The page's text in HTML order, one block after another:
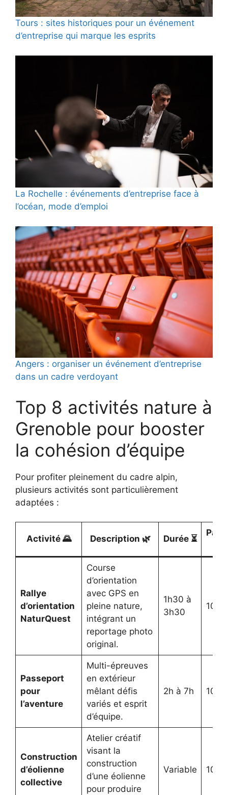
Tours : sites historiques pour un événement
d’entreprise qui marque les esprits
La Rochelle : événements d’entreprise face à
l’océan, mode d’emploi
Angers : organiser un événement d’entreprise
dans un cadre verdoyant
Top 8 activités nature à
Grenoble pour booster
la cohésion d’équipe
Pour profiter pleinement du cadre alpin,
plusieurs activités sont particulièrement
adaptées :
Activité 🌄 Description 🌿 Durée ⏳
Rallye
d’orientation
NaturQuest
Course
d’orientation
avec GPS en
pleine nature,
intégrant un
reportage photo
original.
1h30 à
3h30
10 à
Passeport
pour
l’aventure
Multi-épreuves
en extérieur
mêlant défis
variés et esprit
d’équipe.
2h à 7h 10 à
Construction
d’éolienne
collective
Atelier créatif
visant la
construction
d’une éolienne
pour produire
Variable 10 à